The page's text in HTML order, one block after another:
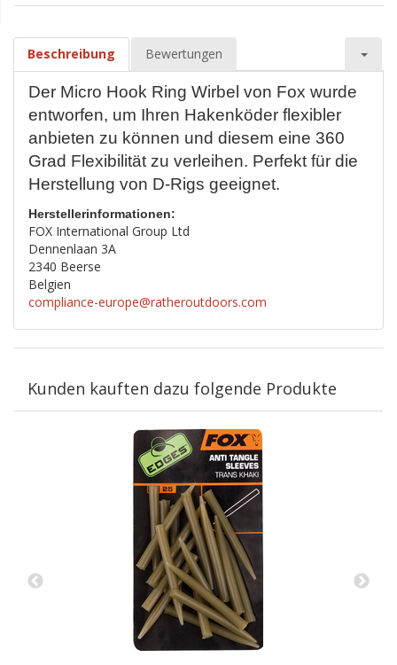
Beschreibung Bewertungen
Der Micro Hook Ring Wirbel von Fox wurde
entworfen, um Ihren Hakenköder flexibler
anbieten zu können und diesem eine 360
Grad Flexibilität zu verleihen. Perfekt für die
Herstellung von D-Rigs geeignet.
Herstellerinformationen:
FOX International Group Ltd
Dennenlaan 3A
2340 Beerse
Belgien
compliance-europe@ratheroutdoors.com
Kunden kauften dazu folgende Produkte